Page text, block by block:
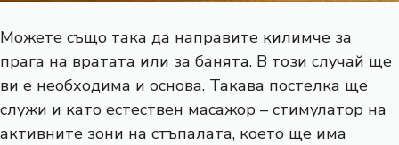
Можете също така да направите килимче за
прага на вратата или за банята. В този случай ще
ви е необходима и основа. Такава постелка ще
служи и като естествен масажор – стимулатор на
активните зони на стъпалата, което ще има